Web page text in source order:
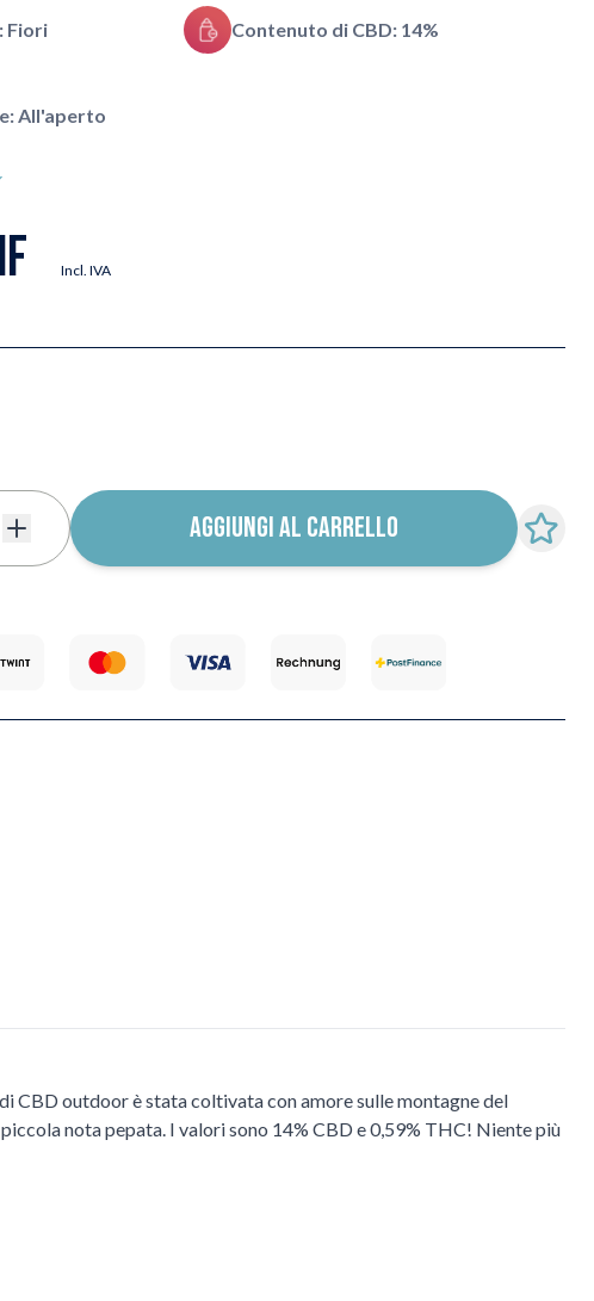
Fiori Contenuto di CBD: 14%
All'aperto
Incl. IVA
AGGIUNGI AL CARRELLO
CBD outdoor è stata coltivata con amore sulle montagne del
nota pepata. I valori sono 14% CBD e 0,59% THC! Niente più